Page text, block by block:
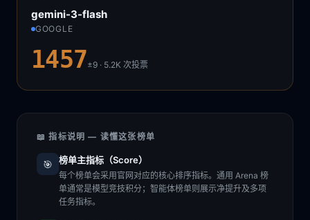
gemini-3-flash
GOOGLE
1457±9 · 5.2K次投票
📖 指标说明 — 读懂这张榜单
🎯 榜单主指标（Score）
每个榜单会采用官网对应的核心排序指标。通用 Arena 榜
单通常是模型竞技积分；智能体榜单则展示净提升及多项
任务指标。